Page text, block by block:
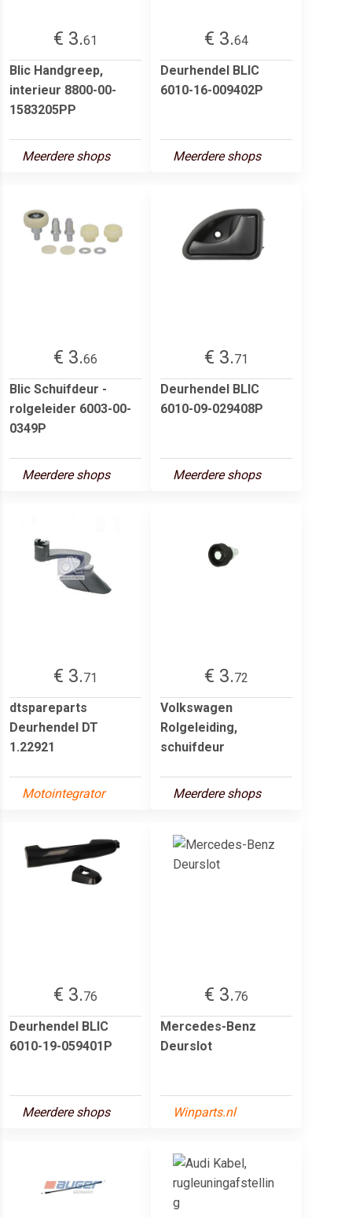
€ 3.61
Blic Handgreep,
interieur 8800-00-
1583205PP
Meerdere shops
€ 3.64
Deurhendel BLIC
6010-16-009402P
Meerdere shops
€ 3.66
Blic Schuifdeur -
rolgeleider 6003-00-
0349P
Meerdere shops
€ 3.71
Deurhendel BLIC
6010-09-029408P
Meerdere shops
€ 3.71
dtspareparts
Deurhendel DT
1.22921
Motointegrator
€ 3.72
Volkswagen
Rolgeleiding,
schuifdeur
Meerdere shops
€ 3.76
Deurhendel BLIC
6010-19-059401P
Meerdere shops
€ 3.76
Mercedes-Benz
Deurslot
Winparts.nl